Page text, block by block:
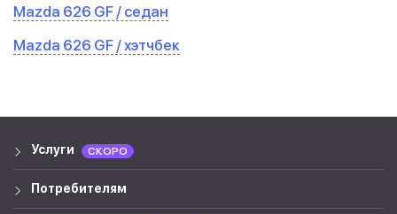
Mazda 626 GF / седан
Mazda 626 GF / хэтчбек
Услуги СКОРО
Потребителям